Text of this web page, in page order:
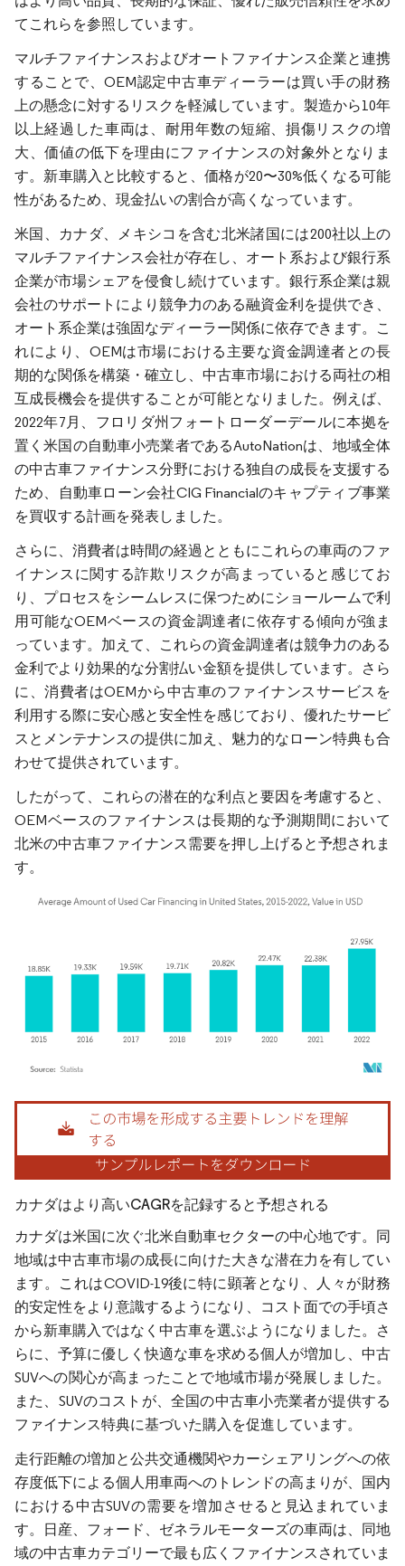
てこれらを参照しています。
マルチファイナンスおよびオートファイナンス企業と連携
することで、OEM認定中古車ディーラーは買い手の財務
上の懸念に対するリスクを軽減しています。製造から10年
以上経過した車両は、耐用年数の短縮、損傷リスクの増
大、価値の低下を理由にファイナンスの対象外となりま
す。新車購入と比較すると、価格が20〜30%低くなる可能
性があるため、現金払いの割合が高くなっています。
米国、カナダ、メキシコを含む北米諸国には200社以上の
マルチファイナンス会社が存在し、オート系および銀行系
企業が市場シェアを侵食し続けています。銀行系企業は親
会社のサポートにより競争力のある融資金利を提供でき、
オート系企業は強固なディーラー関係に依存できます。こ
れにより、OEMは市場における主要な資金調達者との長
期的な関係を構築・確立し、中古車市場における両社の相
互成長機会を提供することが可能となりました。例えば、
2022年7月、フロリダ州フォートローダーデールに本拠を
置く米国の自動車小売業者であるAutoNationは、地域全体
の中古車ファイナンス分野における独自の成長を支援する
ため、自動車ローン会社CIG Financialのキャプティブ事業
を買収する計画を発表しました。
さらに、消費者は時間の経過とともにこれらの車両のファ
イナンスに関する詐欺リスクが高まっていると感じてお
り、プロセスをシームレスに保つためにショールームで利
用可能なOEMベースの資金調達者に依存する傾向が強ま
っています。加えて、これらの資金調達者は競争力のある
金利でより効果的な分割払い金額を提供しています。さら
に、消費者はOEMから中古車のファイナンスサービスを
利用する際に安心感と安全性を感じており、優れたサービ
スとメンテナンスの提供に加え、魅力的なローン特典も合
わせて提供されています。
したがって、これらの潜在的な利点と要因を考慮すると、
OEMベースのファイナンスは長期的な予測期間において
北米の中古車ファイナンス需要を押し上げると予想されま
す。
画像 © Mordor Intelligence。再利用にはCC BY 4.0の表示が必要です。
カナダはより高いCAGRを記録すると予想される
カナダは米国に次ぐ北米自動車セクターの中心地です。同
地域は中古車市場の成長に向けた大きな潜在力を有してい
ます。これはCOVID-19後に特に顕著となり、人々が財務
的安定性をより意識するようになり、コスト面での手頃さ
から新車購入ではなく中古車を選ぶようになりました。さ
らに、予算に優しく快適な車を求める個人が増加し、中古
SUVへの関心が高まったことで地域市場が発展しました。
また、SUVのコストが、全国の中古車小売業者が提供する
ファイナンス特典に基づいた購入を促進しています。
走行距離の増加と公共交通機関やカーシェアリングへの依
存度低下による個人用車両へのトレンドの高まりが、国内
における中古SUVの需要を増加させると見込まれていま
す。日産、フォード、ゼネラルモーターズの車両は、同地
域の中古車カテゴリーで最も広くファイナンスされていま